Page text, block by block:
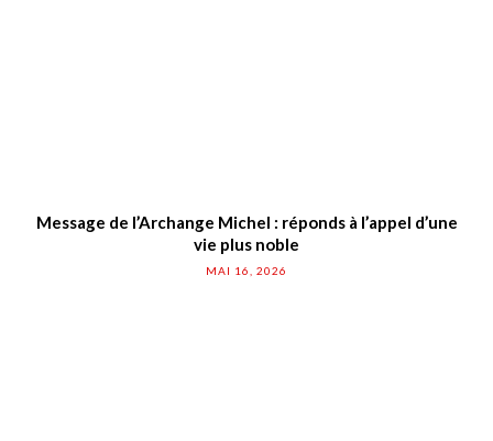
Message de l’Archange Michel : réponds à l’appel d’une
vie plus noble
MAI 16, 2026